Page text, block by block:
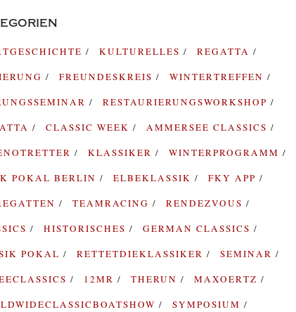
KULTURELLES
REGATTA
FREUNDESKREIS
WINTERTREFFEN
RESTAURIERUNGSWORKSHOP
CLASSIC WEEK
AMMERSEE CLASSICS
KLASSIKER
WINTERPROGRAMM
POKAL BERLIN ELBEKLASSIK
FKY APP
TEAMRACING
RENDEZVOUS
HISTORISCHES
GERMAN CLASSICS
POKAL RETTETDIEKLASSIKER
SEMINAR
12MR THERUN
MAXOERTZ
SYMPOSIUM